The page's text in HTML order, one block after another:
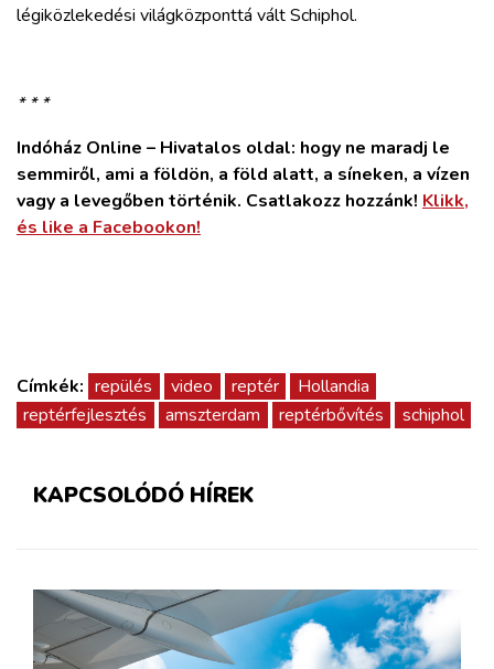
légiközlekedési világközponttá vált Schiphol.
* * *
Indóház Online – Hivatalos oldal: hogy ne maradj le
semmiről, ami a földön, a föld alatt, a síneken, a vízen
vagy a levegőben történik. Csatlakozz hozzánk! Klikk,
és like a Facebookon!
Címkék: repülés video reptér
Hollandia
reptérfejlesztés
amszterdam reptérbővítés schiphol
KAPCSOLÓDÓ HÍREK